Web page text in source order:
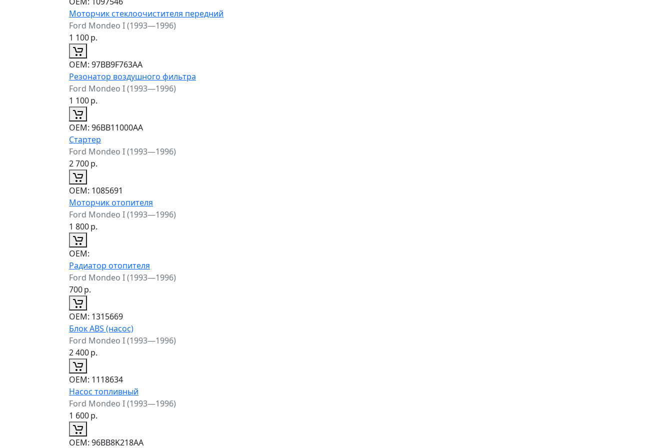
Моторчик стеклоочистителя передний
Ford Mondeo I (1993—1996)
1 100р.
ОЕМ: 97BB9F763AA
Резонатор воздушного фильтра
Ford Mondeo I (1993—1996)
1 100р.
ОЕМ: 96BB11000AA
Стартер
Ford Mondeo I (1993—1996)
2 700р.
ОЕМ: 1085691
Моторчик отопителя
Ford Mondeo I (1993—1996)
1 800р.
ОЕМ:
Радиатор отопителя
Ford Mondeo I (1993—1996)
700р.
ОЕМ: 1315669
Блок ABS (насос)
Ford Mondeo I (1993—1996)
2 400р.
ОЕМ: 1118634
Насос топливный
Ford Mondeo I (1993—1996)
1 600р.
ОЕМ: 96BB8K218AA